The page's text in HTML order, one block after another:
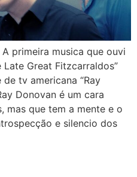
primeira musica que ouvi
Late Great Fitzcarraldos”
tv americana “Ray
Donovan é um cara
mas que tem a mente e o
e silencio dos